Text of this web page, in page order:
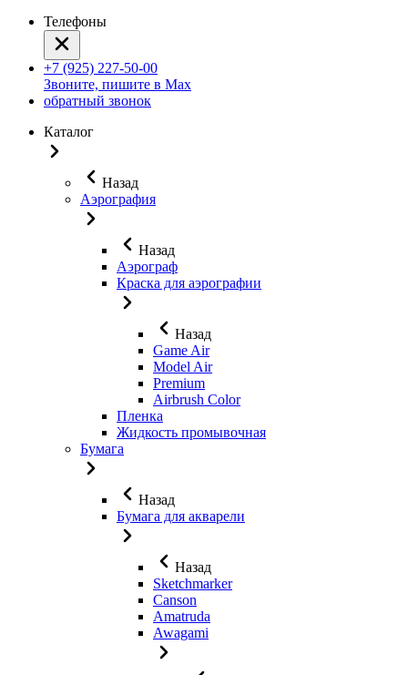
Телефоны
+7 (925) 227-50-00
Звоните, пишите в Max
обратный звонок
Каталог
Назад
Аэрография
Назад
Аэрограф
Краска для аэрографии
Назад
Game Air
Model Air
Premium
Airbrush Color
Пленка
Жидкость промывочная
Бумага
Назад
Бумага для акварели
Назад
Sketchmarker
Canson
Amatruda
Awagami